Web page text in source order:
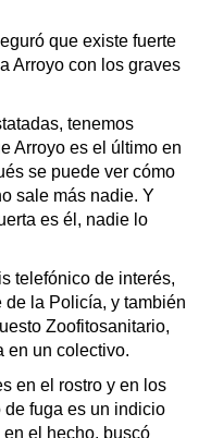
que existe fuerte
Arroyo con los graves
tenemos
Arroyo es el último en
se puede ver cómo
sale más nadie. Y
es él, nadie lo
telefónico de interés,
la Policía, y también
Zoofitosanitario,
en un colectivo.
en el rostro y en los
fuga es un indicio
el hecho, buscó